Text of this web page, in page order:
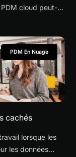
cloud peut-il
PDM En Nuage
cachés
lorsque les
les données